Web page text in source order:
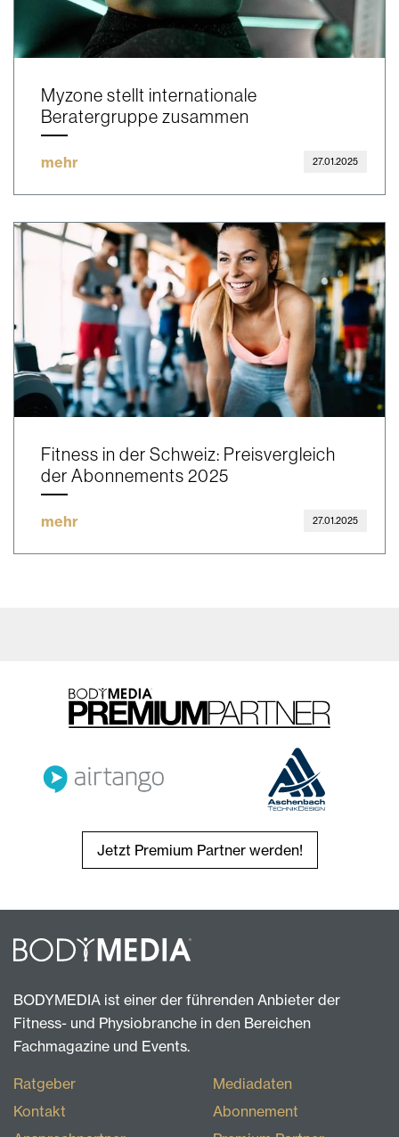
Myzone stellt internationale
Beratergruppe zusammen
mehr 27.01.2025
Fitness in der Schweiz: Preisvergleich
der Abonnements 2025
mehr 27.01.2025
Jetzt Premium Partner werden!
BODYMEDIA ist einer der führenden Anbieter der
Fitness- und Physiobranche in den Bereichen
Fachmagazine und Events.
Ratgeber
Kontakt
Mediadaten
Abonnement